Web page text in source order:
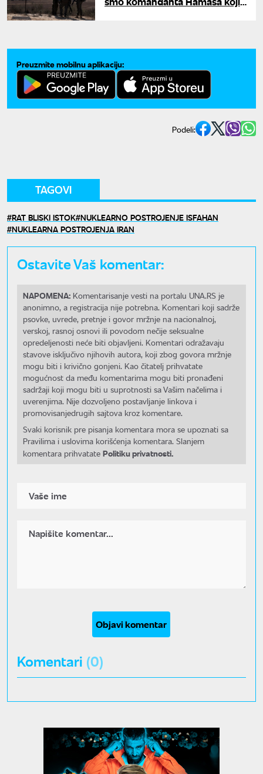
Preuzmite mobilnu aplikaciju:
Podeli:
TAGOVI
RAT BLISKI ISTOK NUKLEARNO POSTROJENJE ISFAHAN
NUKLEARNA POSTROJENJA IRAN
Ostavite Vaš komentar:
NAPOMENA: Komentarisanje vesti na portalu UNA.RS je
anonimno, a registracija nije potrebna. Komentari koji sadrže
psovke, uvrede, pretnje i govor mržnje na nacionalnoj,
verskoj, rasnoj osnovi ili povodom nečije seksualne
opredeljenosti neće biti objavljeni. Komentari odražavaju
stavove isključivo njihovih autora, koji zbog govora mržnje
mogu biti i krivično gonjeni. Kao čitatelj prihvatate
mogućnost da među komentarima mogu biti pronađeni
sadržaji koji mogu biti u suprotnosti sa Vašim načelima i
uverenjima. Nije dozvoljeno postavljanje linkova i
promovisanjedrugih sajtova kroz komentare.
Svaki korisnik pre pisanja komentara mora se upoznati sa
Pravilima i uslovima korišćenja komentara. Slanjem
komentara prihvatate Politiku privatnosti.
Objavi komentar
Komentari (0)